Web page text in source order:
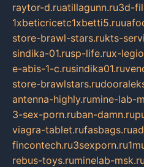
raytor-d.ruatillagunn.ru3d-
1xbeticricetc1xbetti5.ru
store-brawl-stars.rukts-
sindika-01.rusp-life.rux-
e-abis-1-c.rusindika01.ru
store-brawlstars.ru
antenna-highly.rumine-lab-
3-sex-porn.ruban-damn.ru
viagra-tablet.rufasbags.ru
fincontech.ru3sexporn.ru
rebus-toys.ruminelab-msk.ru